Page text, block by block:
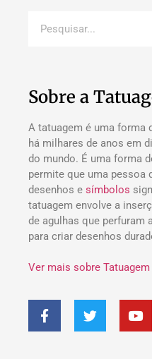
Sobre a
A tatuagem é uma forma
há milhares de anos em
do mundo. É uma forma
permite que uma pessoa
desenhos e símbolos
tatuagem envolve a
de agulhas que perfuram
para criar desenhos
Ver mais sobre Tatuagem